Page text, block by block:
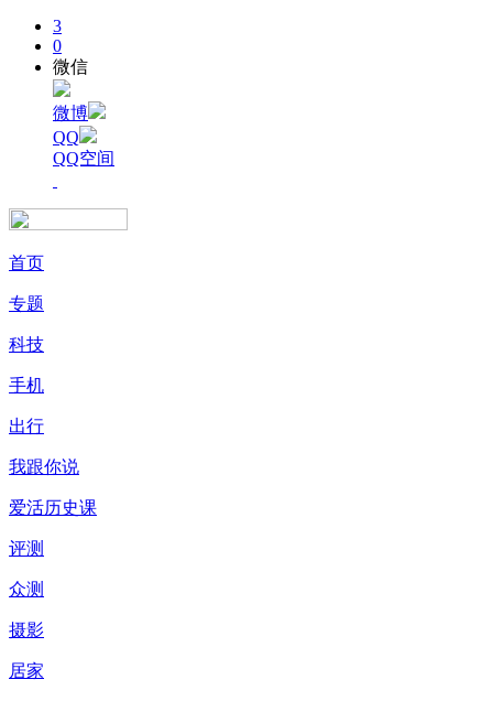
3
0
微信
微博
QQ
QQ空间
首页
专题
科技
手机
出行
我跟你说
爱活历史课
评测
众测
摄影
居家